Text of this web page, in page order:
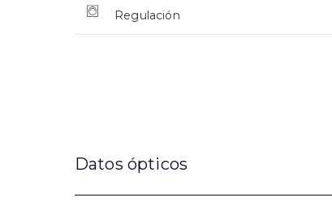
Regulación
Datos ópticos